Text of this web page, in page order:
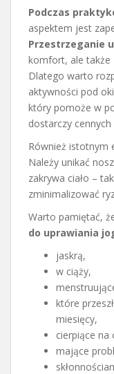
Podczas
aspektem jest
Przestrzeganie
komfort, ale także
Dlatego warto
aktywności pod
który pomoże w
dostarczy
Również istotnym
Należy unikać
zakrywa ciało –
zminimalizować
Warto pamiętać,
do uprawiania
jaskrą,
w ciąży,
które
miesięcy,
cierpiące na
mające